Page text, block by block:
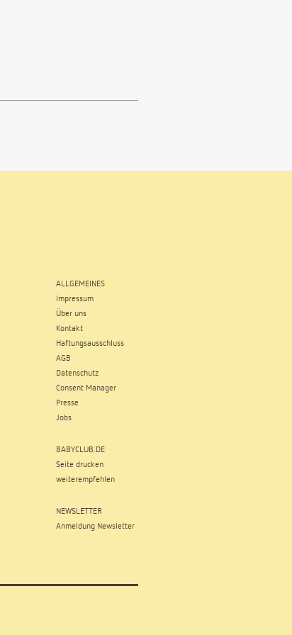
ALLGEMEINES
Impressum
Über uns
Kontakt
Haftungsausschluss
AGB
Datenschutz
Consent Manager
Presse
Jobs
BABYCLUB.DE
Seite drucken
weiterempfehlen
NEWSLETTER
Anmeldung Newsletter